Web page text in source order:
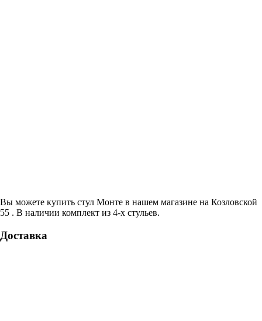
Вы можете купить стул Монте в нашем магазине на Козловской
55 . В наличии комплект из 4-х стульев.
Доставка